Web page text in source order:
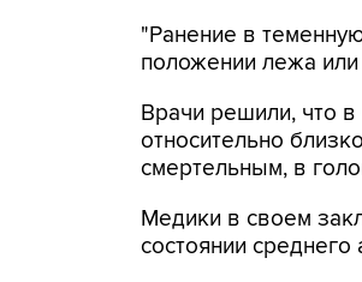
"Ранение в
положении лежа или
Врачи решили, что
относительно
смертельным, в
Медики в своем
состоянии среднего